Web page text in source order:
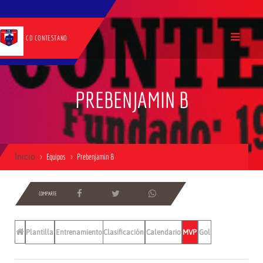
CD CONTESTANO
PREBENJAMIN B
Inicio Equipos Prebenjamin B
COMPARTE
Plantilla EntrenamientosClasificación Calendario MVP Gol